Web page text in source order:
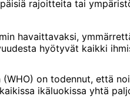
rajoitteita tai
havaittavaksi,
hyötyvät kaikki
on todennut, että
ikäluokissa yhtä